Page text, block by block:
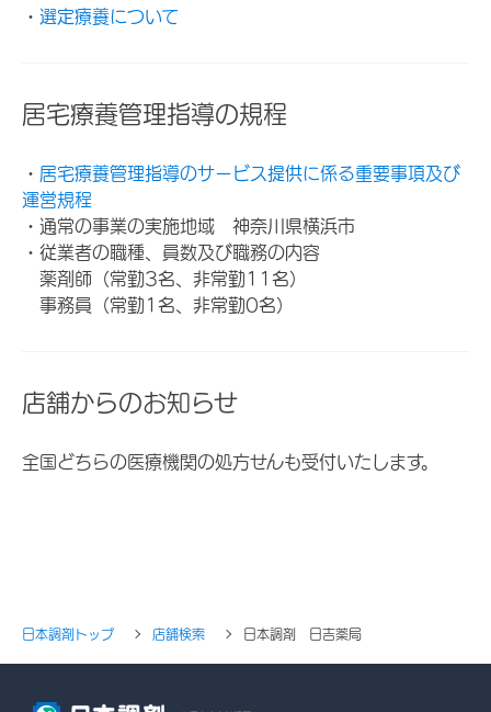
・ 選定療養について
居宅療養管理指導の規程
・ 居宅療養管理指導のサービス提供に係る重要事項及び
運営規程
・通常の事業の実施地域 神奈川県横浜市
・従業者の職種、員数及び職務の内容
薬剤師（常勤3名、非常勤11名）
事務員（常勤1名、非常勤0名）
店舗からのお知らせ
全国どちらの医療機関の処方せんも受付いたします。
日本調剤トップ 店舗検索 日本調剤 日吉薬局